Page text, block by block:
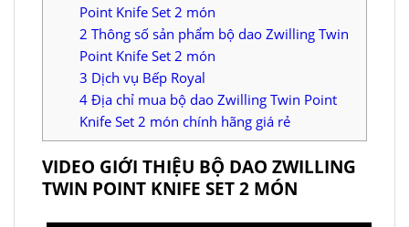
Point Knife Set 2 món
2 Thông số sản phẩm bộ dao Zwilling Twin
Point Knife Set 2 món
3 Dịch vụ Bếp Royal
4 Địa chỉ mua bộ dao Zwilling Twin Point
Knife Set 2 món chính hãng giá rẻ
VIDEO GIỚI THIỆU BỘ DAO ZWILLING
TWIN POINT KNIFE SET 2 MÓN